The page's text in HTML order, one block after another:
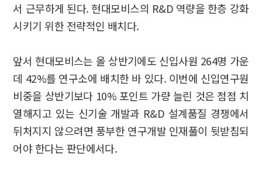
서 근무하게 된다. 현대모비스의 R&D 역량을 한층 강화
시키기 위한 전략적인 배치다.
앞서 현대모비스는 올 상반기에도 신입사원 264명 가운
데 42%를 연구소에 배치한 바 있다. 이번에 신입연구원
비중을 상반기보다 10% 포인트 가량 늘린 것은 점점 치
열해지고 있는 신기술 개발과 R&D 설계품질 경쟁에서
뒤처지지 않으려면 풍부한 연구개발 인재풀이 뒷받침되
어야 한다는 판단에서다.